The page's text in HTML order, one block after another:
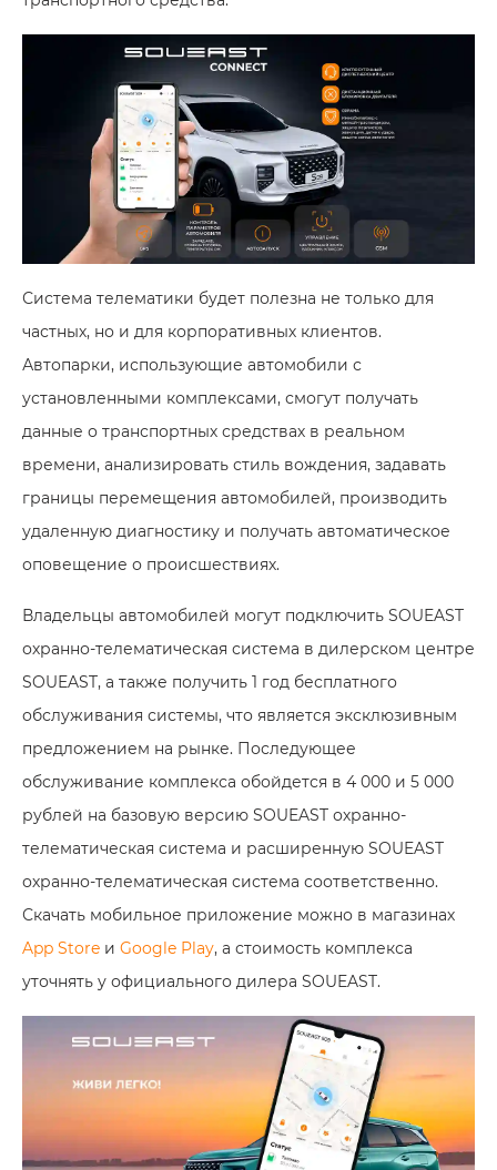
Система телематики будет полезна не только для
частных, но и для корпоративных клиентов.
Автопарки, использующие автомобили с
установленными комплексами, смогут получать
данные о транспортных средствах в реальном
времени, анализировать стиль вождения, задавать
границы перемещения автомобилей, производить
удаленную диагностику и получать автоматическое
оповещение о происшествиях.
Владельцы автомобилей могут подключить SOUEAST
охранно-телематическая система в дилерском центре
SOUEAST, а также получить 1 год бесплатного
обслуживания системы, что является эксклюзивным
предложением на рынке. Последующее
обслуживание комплекса обойдется в 4 000 и 5 000
рублей на базовую версию SOUEAST охранно-
телематическая система и расширенную SOUEAST
охранно-телематическая система соответственно.
Скачать мобильное приложение можно в магазинах
App Store и Google Play, а стоимость комплекса
уточнять у официального дилера SOUEAST.